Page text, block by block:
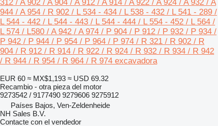
312 / A 902 / A 904 / A 912 / A 914 / A 922 / A 924 / A 932 / A
944 / A 954 / R 902 / L 534 - 434 / L 538 - 432 / L 541 - 289 /
L 544 - 442 / L 544 - 443 / L 544 - 444 / L 554 - 452 / L 564 /
L 574 / L580 / A 942 / A 974 / P 904 / P 912 / P 932 / P 934 /
P 942 / P 944 / P 954 / P 964 / P 974 / R 321 / R 902 / R
904 / R 912 / R 914 / R 922 / R 924 / R 932 / R 934 / R 942
/ R 944 / R 954 / R 964 / R 974 excavadora
EUR 60 ≈ MX$1,193 ≈ USD 69.32
Recambio - otra pieza del motor
9273542 / 9177490 9279606 9275912
Países Bajos, Ven-Zeldenheide
NH Sales B.V.
Contacte con el vendedor